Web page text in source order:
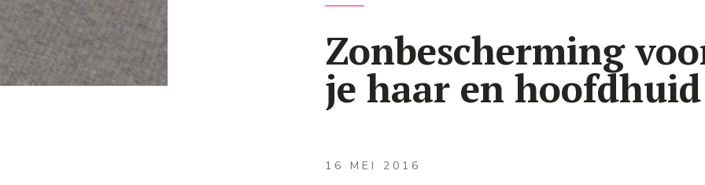
Zonbescherming
je haar en hoofdhuid
16 MEI 2016